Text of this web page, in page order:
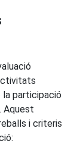
la participació
Aquest
i criteris